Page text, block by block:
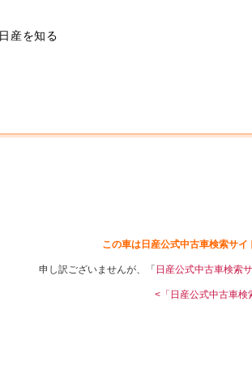
日産を知る
この車は日産公式中古車検索サイ
申し訳ございませんが、「 日産公式中古車検索
<「日産公式中古車検